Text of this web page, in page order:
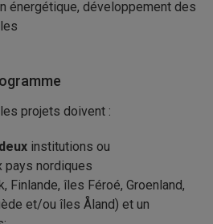
énergétique, développement des
projets doivent :
institutions ou
pays nordiques
Finlande, îles Féroé, Groenland,
et/ou îles Åland) et un